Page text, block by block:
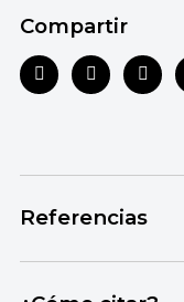
Compartir
Referencias
Toda la